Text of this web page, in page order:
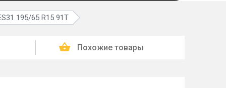
195/65 R15 91T
Похожие товары